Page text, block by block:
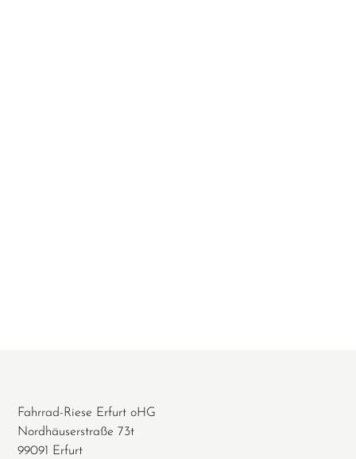
Fahrrad-Riese Erfurt oHG
Nordhäuserstraße 73t
99091 Erfurt